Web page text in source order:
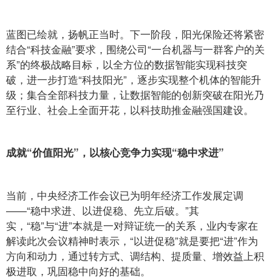
蓝图已绘就，扬帆正当时。下一阶段，阳光保险还将紧密
结合“科技金融”要求，围绕公司“一台机器与一群客户的关
系”的终极战略目标，以全方位的数据智能实现科技突
破，进一步打造“科技阳光”，逐步实现整个机体的智能升
级；集合全部科技力量，让数据智能的创新突破在阳光乃
至行业、社会上全面开花，以科技助推金融强国建设。
成就“价值阳光”，以核心竞争力实现“稳中求进”
当前，中央经济工作会议已为明年经济工作发展定调
——“稳中求进、以进促稳、先立后破。”其
实，“稳”与“进”本就是一对辩证统一的关系，业内专家在
解读此次会议精神时表示，“以进促稳”就是要把“进”作为
方向和动力，通过转方式、调结构、提质量、增效益上积
极进取，巩固稳中向好的基础。